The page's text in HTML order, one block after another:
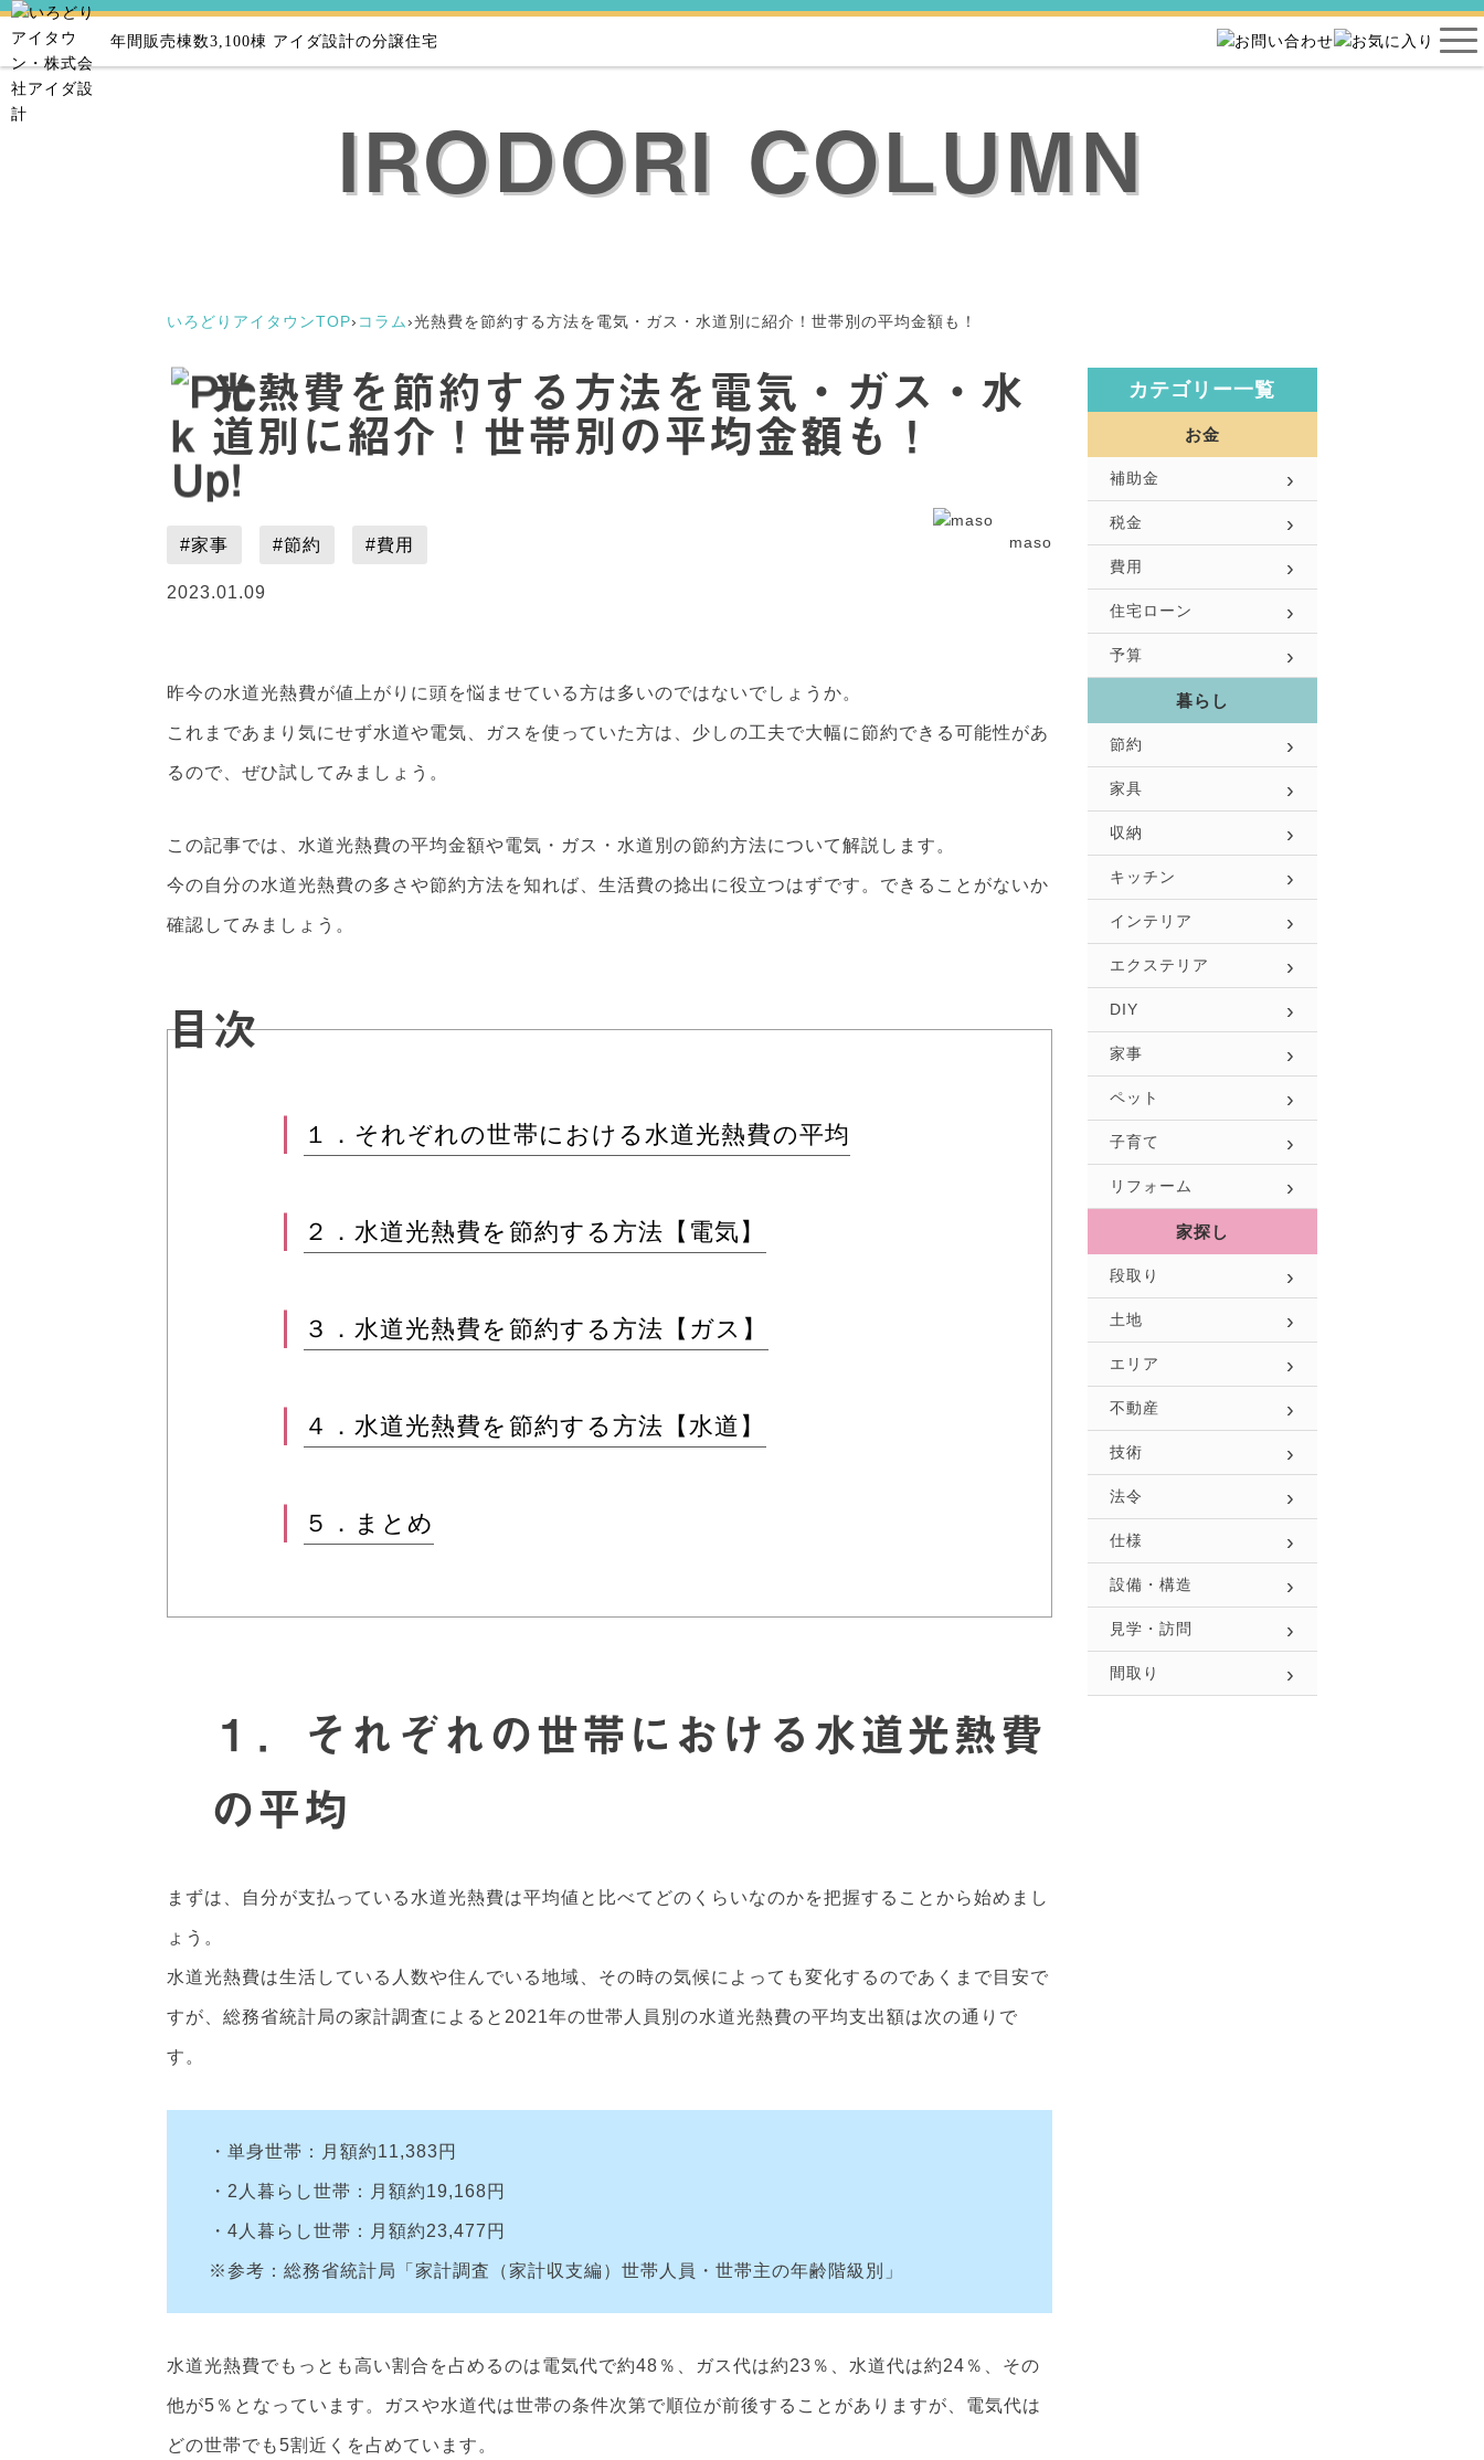
年間販売棟数3,100棟 アイダ設計の分譲住宅
IRODORI COLUMN
いろどりアイタウンTOP› コラム›光熱費を節約する方法を電気・ガス・水道別に紹介！世帯別の平均金額も！
光熱費を節約する方法を電気・ガス・水
道別に紹介！世帯別の平均金額も！
#家事 #節約 #費用 maso
2023.01.09
昨今の水道光熱費が値上がりに頭を悩ませている方は多いのではないでしょうか。
これまであまり気にせず水道や電気、ガスを使っていた方は、少しの工夫で大幅に節約できる可能性があ
るので、ぜひ試してみましょう。
この記事では、水道光熱費の平均金額や電気・ガス・水道別の節約方法について解説します。
今の自分の水道光熱費の多さや節約方法を知れば、生活費の捻出に役立つはずです。できることがないか
確認してみましょう。
目次
１．それぞれの世帯における水道光熱費の平均
２．水道光熱費を節約する方法【電気】
３．水道光熱費を節約する方法【ガス】
４．水道光熱費を節約する方法【水道】
５．まとめ
１．それぞれの世帯における水道光熱費
の平均
まずは、自分が支払っている水道光熱費は平均値と比べてどのくらいなのかを把握することから始めまし
ょう。
水道光熱費は生活している人数や住んでいる地域、その時の気候によっても変化するのであくまで目安で
すが、総務省統計局の家計調査によると2021年の世帯人員別の水道光熱費の平均支出額は次の通りで
す。
・単身世帯：月額約11,383円
・2人暮らし世帯：月額約19,168円
・4人暮らし世帯：月額約23,477円
※参考：総務省統計局「家計調査（家計収支編）世帯人員・世帯主の年齢階級別」
水道光熱費でもっとも高い割合を占めるのは電気代で約48％、ガス代は約23％、水道代は約24％、その
他が5％となっています。ガスや水道代は世帯の条件次第で順位が前後することがありますが、電気代は
どの世帯でも5割近くを占めています。
カテゴリー一覧
お金
補助金
税金
費用
住宅ローン
予算
暮らし
節約
家具
収納
キッチン
インテリア
エクステリア
DIY
家事
ペット
子育て
リフォーム
家探し
段取り
土地
エリア
不動産
技術
法令
仕様
設備・構造
見学・訪問
間取り